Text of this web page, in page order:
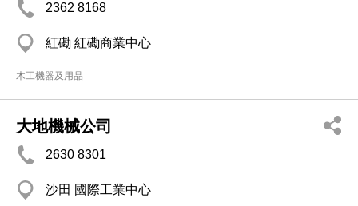
2362 8168
紅磡 紅磡商業中心
木工機器及用品
大地機械公司
2630 8301
沙田 國際工業中心